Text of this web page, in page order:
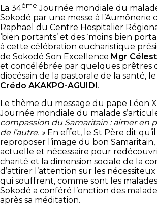
La 34ème Journée mondiale du
Sokodé par une messe à l’Aumônerie
Raphaël du Centre Hospitalier
‘bien portants’ et des ‘moins bien
à cette célébration eucharistique
de Sokodé Son Excellence Mgr
et concélébrée par quelques prêtres
diocésain de la pastorale de la santé, le
Crédo AKAKPO-AGUIDI.
Le thème du message du pape Léon
Journée mondiale du malade
compassion du Samaritain : aimer en
de l’autre. » En effet, le St Père dit
reproposer l’image du bon
actuelle et nécessaire pour
charité et la dimension sociale de la
d’attirer l’attention sur les
qui souffrent, comme sont les
Sokodé a conféré l’onction des
après sa méditation.